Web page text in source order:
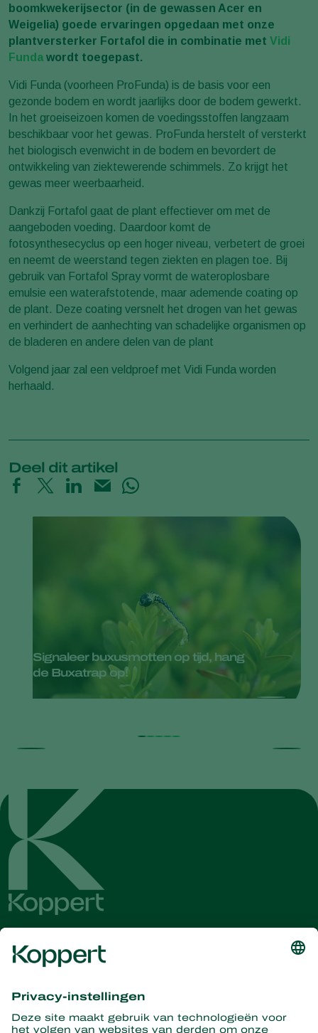
boomkwekerijsector (in de gewassen Acer en
Weigelia) goede ervaringen opgedaan met onze
plantversterker Fortafol die in combinatie met Vidi
Funda wordt toegepast.
Vidi Funda (voorheen ProFunda) is de basis voor een
gezonde bodem en wordt jaarlijks door de bodem gewerkt.
In het groeiseizoen komen de voedingsstoffen langzaam
beschikbaar voor het gewas. ProFunda herstelt of versterkt
het biologisch evenwicht in de bodem en bevordert de
ontwikkeling van ziektewerende schimmels. Zo krijgt het
gewas meer weerbaarheid.
Dankzij Fortafol gaat de plant effectiever om met de
aangeboden voeding. Daardoor komt de
fotosynthesecyclus op een hoger niveau, verbetert de groei
en neemt de weerstand tegen ziekten en plagen toe. Bij
gebruik van Fortafol Spray vormt de wateroplosbare
emulsie een waterafstotende, maar ademende coating op
de plant. Deze coating versnelt het drogen van het gewas
en verhindert de aanhechting van schadelijke organismen op
de bladeren en andere delen van de plant
Volgend jaar zal een veldproef met Vidi Funda worden
herhaald.
Deel dit artikel
Signaleer buxusmotten op tijd, hang
de Buxatrap op!
Ontvang het laatste nieuws en
informatie
Hier aanmelden